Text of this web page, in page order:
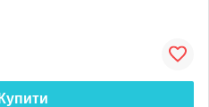
Купити